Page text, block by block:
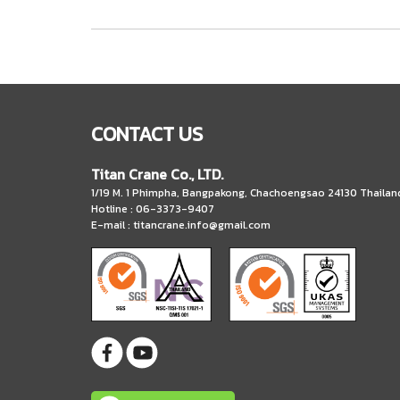
CONTACT US
Titan Crane Co., LTD.
1/19 M. 1 Phimpha, Bangpakong, Chachoengsao 24130
Hotline : 06-3373-9407
E-mail : titancrane.info@gmail.com